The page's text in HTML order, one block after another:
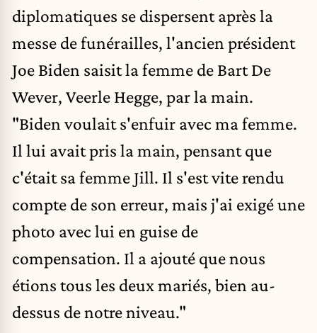
diplomatiques se dispersent après la
messe de funérailles, l'ancien président
Joe Biden saisit la femme de Bart De
Wever, Veerle Hegge, par la main.
"Biden voulait s'enfuir avec ma femme.
Il lui avait pris la main, pensant que
c'était sa femme Jill. Il s'est vite rendu
compte de son erreur, mais j'ai exigé une
photo avec lui en guise de
compensation. Il a ajouté que nous
étions tous les deux mariés, bien au-
dessus de notre niveau."